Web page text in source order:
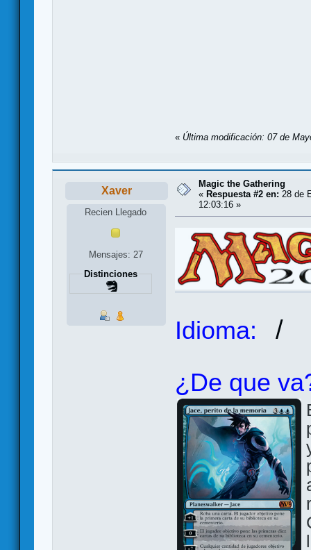
« Última modificación: 07 de
Xaver
Recien Llegado
Mensajes: 27
Distinciones
Magic the Gathering
« Respuesta #2 en: 28 de
12:03:16 »
Idioma: /
¿De que